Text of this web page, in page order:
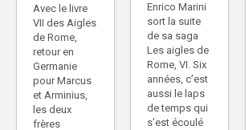
Avec le livre
VII des Aigles
de Rome,
retour en
Germanie
pour Marcus
et Arminius,
les deux
frères
Enrico Marini
sort la suite
de sa saga
Les aigles de
Rome, VI. Six
années, c’est
aussi le laps
de temps qui
s’est écoulé